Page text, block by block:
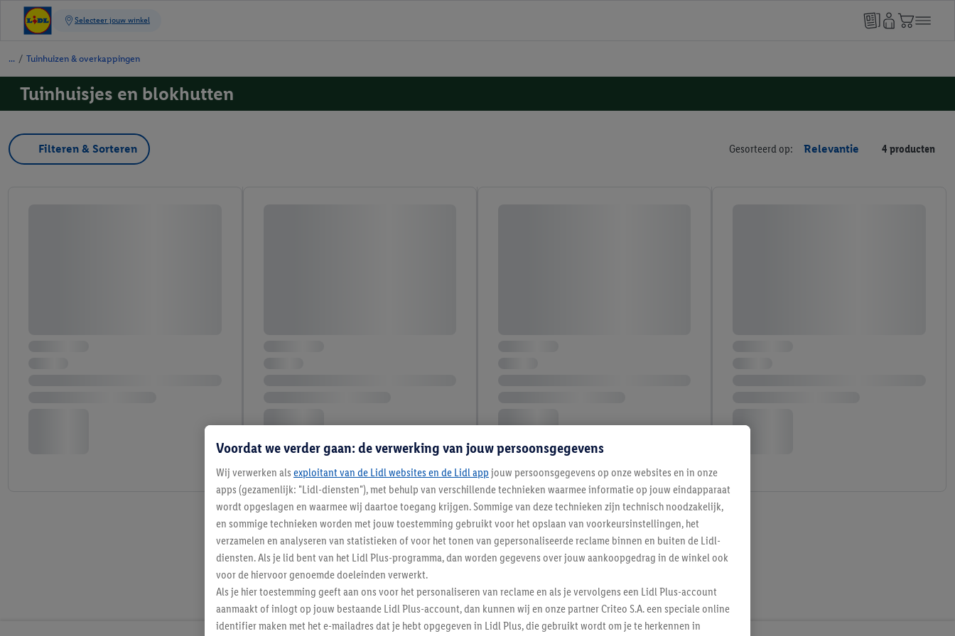
/ Tuinhuizen & overkappingen
Tuinhuisjes en blokhutten
Filteren & Sorteren Gesorteerd op: Relevantie 4 producten
4 / 4
Voordat we verder gaan: de verwerking van jouw persoonsgegevens
Wij verwerken als exploitant van de Lidl websites en de Lidl app jouw persoonsgegevens op onze websites en in onze
apps (gezamenlijk: "Lidl-diensten"), met behulp van verschillende technieken waarmee informatie op jouw eindapparaat
wordt opgeslagen en waarmee wij daartoe toegang krijgen. Sommige van deze technieken zijn technisch noodzakelijk,
en sommige technieken worden met jouw toestemming gebruikt voor het opslaan van voorkeursinstellingen, het
verzamelen en analyseren van statistieken of voor het tonen van gepersonaliseerde reclame binnen en buiten de Lidl-
diensten. Als je lid bent van het Lidl Plus-programma, dan worden gegevens over jouw aankoopgedrag in de winkel ook
voor de hiervoor genoemde doeleinden verwerkt.
Als je hier toestemming geeft aan ons voor het personaliseren van reclame en als je vervolgens een Lidl Plus-account
aanmaakt of inlogt op jouw bestaande Lidl Plus-account, dan kunnen wij en onze partner Criteo S.A. een speciale online
identifier maken met het e-mailadres dat je hebt opgegeven in Lidl Plus, die gebruikt wordt om je te herkennen in